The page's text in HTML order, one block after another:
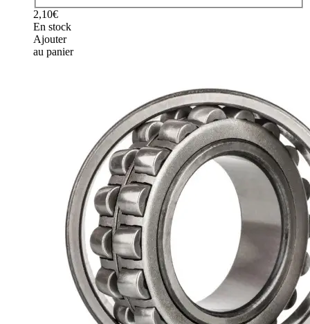
2,10€
En stock
Ajouter
au panier